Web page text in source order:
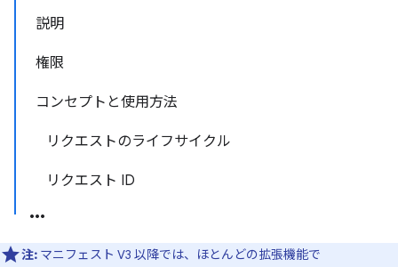
説明
権限
コンセプトと使用方法
リクエストのライフサイクル
リクエスト ID
注: マニフェスト V3 以降では、ほとんどの拡張機能で